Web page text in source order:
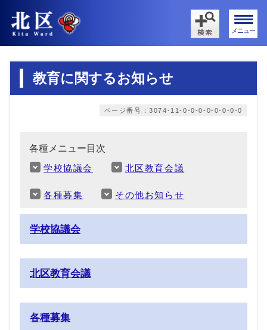
メニュー
教育に関するお知らせ
ページ番号：3074-11-0-0-0-0-0-0-0-0
各種メニュー目次
学校協議会 北区教育会議
各種募集 その他お知らせ
学校協議会
北区教育会議
各種募集